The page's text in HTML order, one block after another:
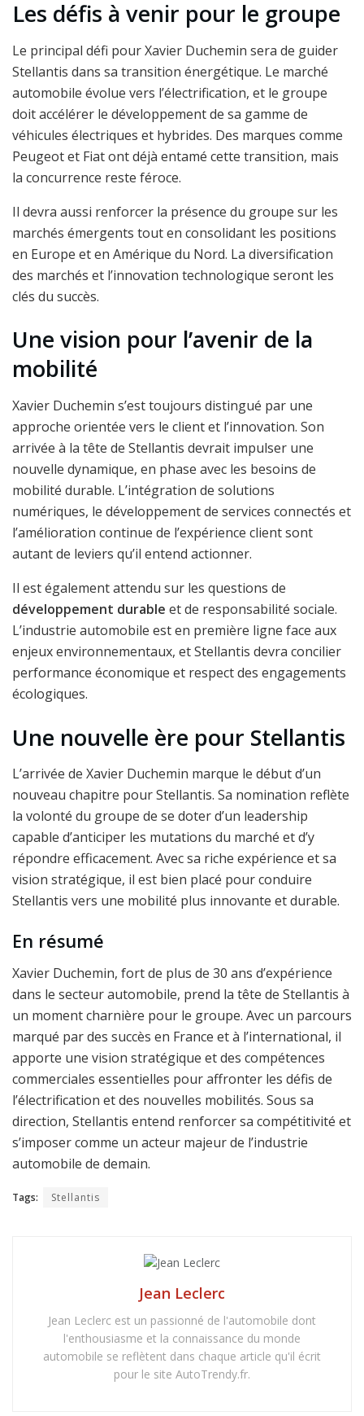
Les défis à venir pour le groupe
Le principal défi pour Xavier Duchemin sera de guider
Stellantis dans sa transition énergétique. Le marché
automobile évolue vers l’électrification, et le groupe
doit accélérer le développement de sa gamme de
véhicules électriques et hybrides. Des marques comme
Peugeot et Fiat ont déjà entamé cette transition, mais
la concurrence reste féroce.
Il devra aussi renforcer la présence du groupe sur les
marchés émergents tout en consolidant les positions
en Europe et en Amérique du Nord. La diversification
des marchés et l’innovation technologique seront les
clés du succès.
Une vision pour l’avenir de la
mobilité
Xavier Duchemin s’est toujours distingué par une
approche orientée vers le client et l’innovation. Son
arrivée à la tête de Stellantis devrait impulser une
nouvelle dynamique, en phase avec les besoins de
mobilité durable. L’intégration de solutions
numériques, le développement de services connectés et
l’amélioration continue de l’expérience client sont
autant de leviers qu’il entend actionner.
Il est également attendu sur les questions de
développement durable et de responsabilité sociale.
L’industrie automobile est en première ligne face aux
enjeux environnementaux, et Stellantis devra concilier
performance économique et respect des engagements
écologiques.
Une nouvelle ère pour Stellantis
L’arrivée de Xavier Duchemin marque le début d’un
nouveau chapitre pour Stellantis. Sa nomination reflète
la volonté du groupe de se doter d’un leadership
capable d’anticiper les mutations du marché et d’y
répondre efficacement. Avec sa riche expérience et sa
vision stratégique, il est bien placé pour conduire
Stellantis vers une mobilité plus innovante et durable.
En résumé
Xavier Duchemin, fort de plus de 30 ans d’expérience
dans le secteur automobile, prend la tête de Stellantis à
un moment charnière pour le groupe. Avec un parcours
marqué par des succès en France et à l’international, il
apporte une vision stratégique et des compétences
commerciales essentielles pour affronter les défis de
l’électrification et des nouvelles mobilités. Sous sa
direction, Stellantis entend renforcer sa compétitivité et
s’imposer comme un acteur majeur de l’industrie
automobile de demain.
Tags: Stellantis
Jean Leclerc
Jean Leclerc est un passionné de l'automobile dont
l'enthousiasme et la connaissance du monde
automobile se reflètent dans chaque article qu'il écrit
pour le site AutoTrendy.fr.